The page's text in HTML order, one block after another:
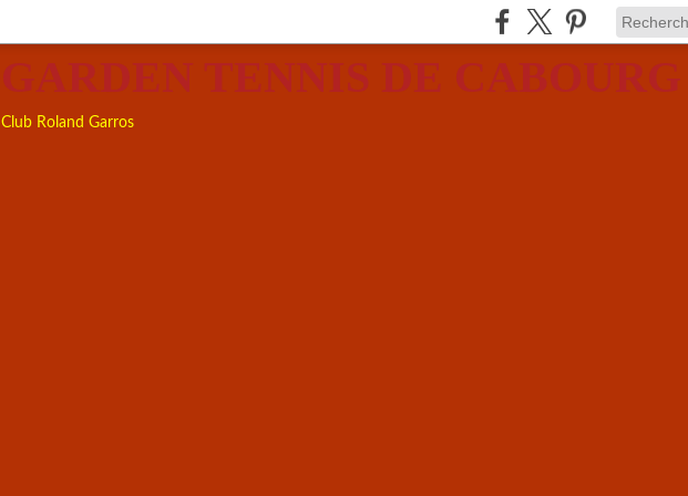
GARDEN TENNIS DE CABOURG
Club Roland Garros